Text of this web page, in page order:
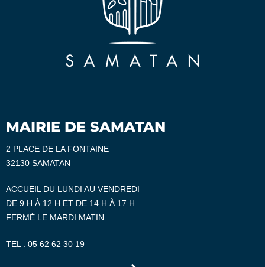
MAIRIE DE SAMATAN
2 PLACE DE LA FONTAINE
32130 SAMATAN
ACCUEIL DU LUNDI AU VENDREDI
DE 9 H À 12 H ET DE 14 H À 17 H
FERMÉ LE MARDI MATIN
TEL : 05 62 62 30 19